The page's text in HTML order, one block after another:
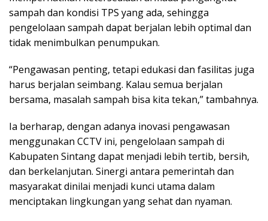
sampah dan kondisi TPS yang ada, sehingga
pengelolaan sampah dapat berjalan lebih optimal dan
tidak menimbulkan penumpukan.
“Pengawasan penting, tetapi edukasi dan fasilitas juga
harus berjalan seimbang. Kalau semua berjalan
bersama, masalah sampah bisa kita tekan,” tambahnya.
Ia berharap, dengan adanya inovasi pengawasan
menggunakan CCTV ini, pengelolaan sampah di
Kabupaten Sintang dapat menjadi lebih tertib, bersih,
dan berkelanjutan. Sinergi antara pemerintah dan
masyarakat dinilai menjadi kunci utama dalam
menciptakan lingkungan yang sehat dan nyaman.